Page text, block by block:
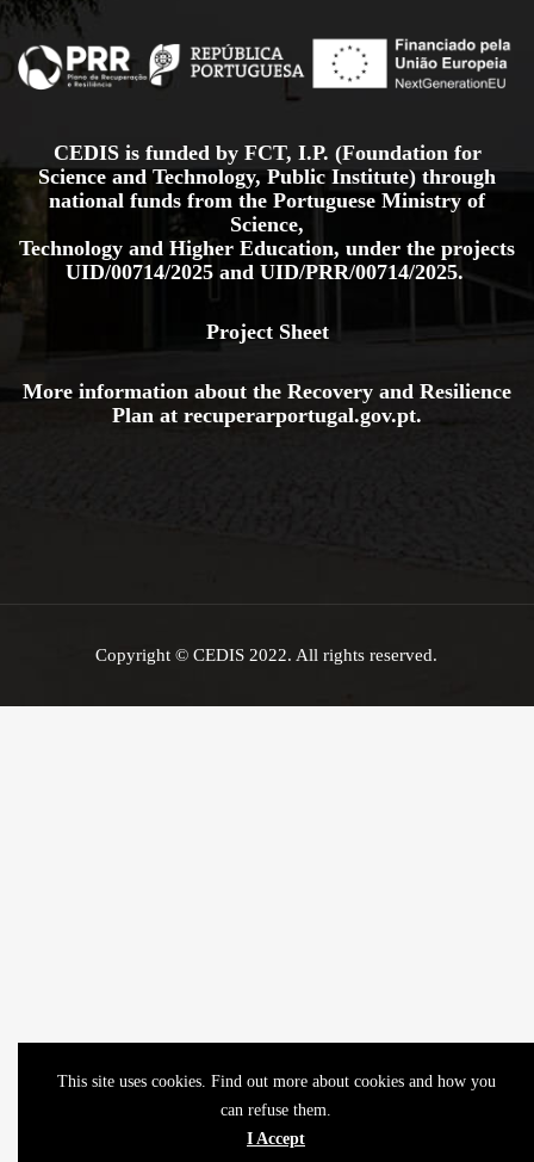
CEDIS is funded by FCT, I.P. (Foundation for
Science and Technology, Public Institute) through
national funds from the Portuguese Ministry of
Science,
Technology and Higher Education, under the projects
UID/00714/2025 and UID/PRR/00714/2025.
Project Sheet
More information about the Recovery and Resilience
Plan at recuperarportugal.gov.pt.
Copyright © CEDIS 2022. All rights reserved.
This site uses cookies. Find out more about cookies and how you
can refuse them.
I Accept